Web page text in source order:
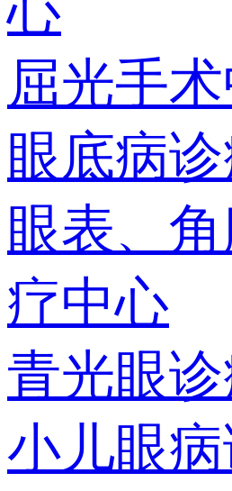
屈光手
眼底病
眼表、
疗中心
青光眼
小儿眼